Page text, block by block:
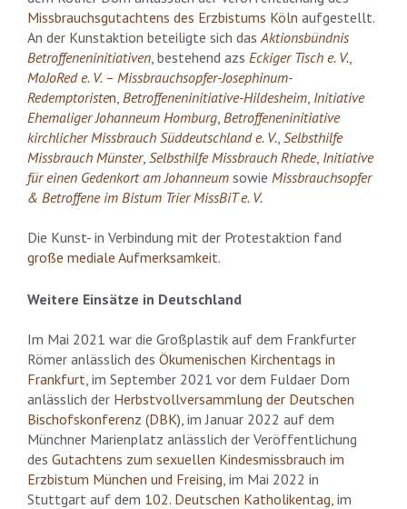
Missbrauchsgutachtens des Erzbistums Köln aufgestellt.
An der Kunstaktion beteiligte sich dasAktionsbündnis
Betroffeneninitiativen, bestehend azs Eckiger Tisch e. V.,
MoJoRed e. V. – Missbrauchsopfer-Josephinum-
Redemptoristen, Betroffeneninitiative-Hildesheim, Initiative
Ehemaliger Johanneum Homburg, Betroffeneninitiative
kirchlicher Missbrauch Süddeutschland e. V., Selbsthilfe
Missbrauch Münster, Selbsthilfe Missbrauch Rhede, Initiative
für einen Gedenkort am Johanneum sowie Missbrauchsopfer
& Betroffene im Bistum Trier MissBiT e. V.
Die Kunst- in Verbindung mit der Protestaktion fand
große mediale Aufmerksamkeit.
Weitere Einsätze in Deutschland
Im Mai 2021 war die Großplastik auf dem Frankfurter
Römer anlässlich des Ökumenischen Kirchentags in
Frankfurt, im September 2021 vor dem Fuldaer Dom
anlässlich der Herbstvollversammlung der Deutschen
Bischofskonferenz (DBK), im Januar 2022 auf dem
Münchner Marienplatz anlässlich der Veröffentlichung
des Gutachtens zum sexuellen Kindesmissbrauch im
Erzbistum München und Freising, im Mai 2022 in
Stuttgart auf dem 102. Deutschen Katholikentag, im